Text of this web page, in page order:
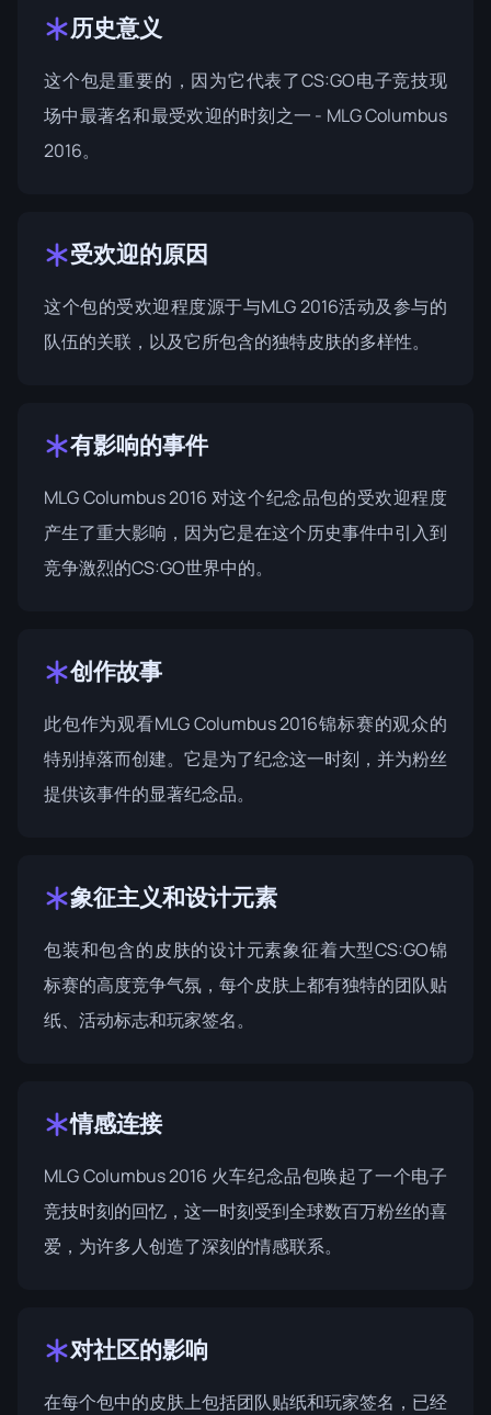
历史意义
这个包是重要的，因为它代表了CS:GO电子竞技现
场中最著名和最受欢迎的时刻之一 - MLG Columbus
2016。
受欢迎的原因
这个包的受欢迎程度源于与MLG 2016活动及参与的
队伍的关联，以及它所包含的独特皮肤的多样性。
有影响的事件
MLG Columbus 2016 对这个纪念品包的受欢迎程度
产生了重大影响，因为它是在这个历史事件中引入到
竞争激烈的CS:GO世界中的。
创作故事
此包作为观看MLG Columbus 2016锦标赛的观众的
特别掉落而创建。它是为了纪念这一时刻，并为粉丝
提供该事件的显著纪念品。
象征主义和设计元素
包装和包含的皮肤的设计元素象征着大型CS:GO锦
标赛的高度竞争气氛，每个皮肤上都有独特的团队贴
纸、活动标志和玩家签名。
情感连接
MLG Columbus 2016 火车纪念品包唤起了一个电子
竞技时刻的回忆，这一时刻受到全球数百万粉丝的喜
爱，为许多人创造了深刻的情感联系。
对社区的影响
在每个包中的皮肤上包括团队贴纸和玩家签名，已经